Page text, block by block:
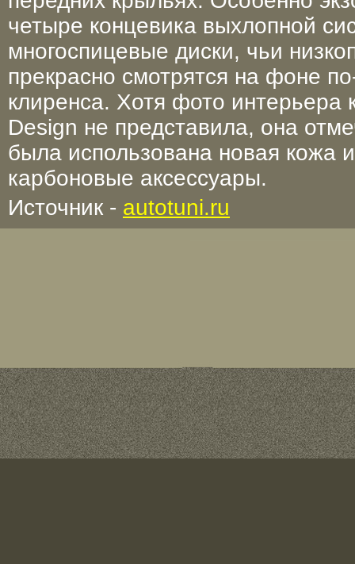
четыре концевика выхлопной
многоспицевые диски, чьи
прекрасно смотрятся на фоне
клиренса. Хотя фото интерьера
Design не представила, она
была использована новая кожа
карбоновые аксессуары.
Источник - autotuni.ru